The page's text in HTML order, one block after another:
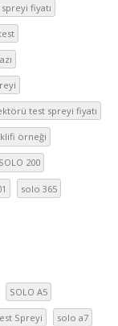
fiyatı
test spreyi fiyatı
örneği
SOLO 200
solo 365
SOLO A5
Spreyi solo a7